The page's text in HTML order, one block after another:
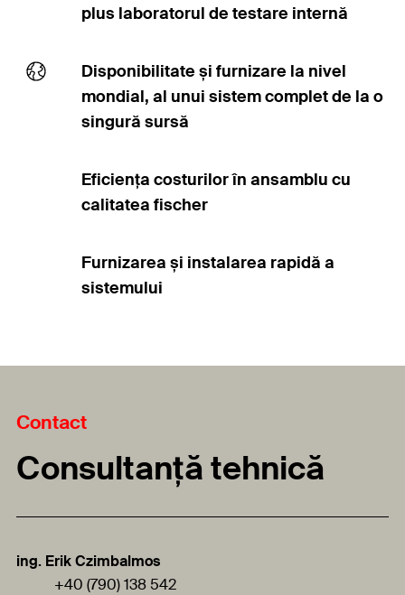
plus laboratorul de testare internă
Disponibilitate și furnizare la nivel
mondial, al unui sistem complet de la o
singură sursă
Eficiența costurilor în ansamblu cu
calitatea fischer
Furnizarea și instalarea rapidă a
sistemului
Contact
Consultanță tehnică
ing. Erik Czimbalmos
+40 (790) 138 542